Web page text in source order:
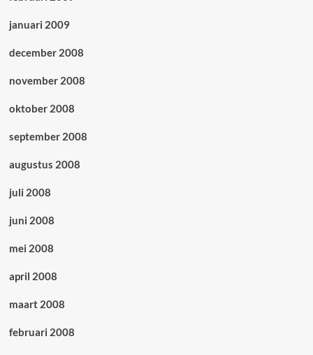
januari 2009
december 2008
november 2008
oktober 2008
september 2008
augustus 2008
juli 2008
juni 2008
mei 2008
april 2008
maart 2008
februari 2008